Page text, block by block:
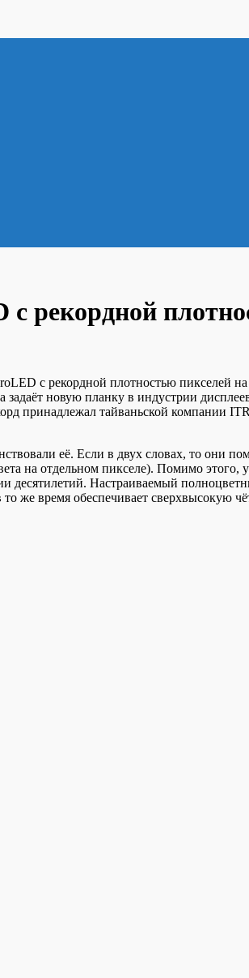
рекордной
с рекордной плотностью пикселей
новую планку в индустрии
тайваньской компании
её. Если в двух словах, то они
на отдельном пикселе). Помимо
Настраиваемый
же время обеспечивает сверхвысокую